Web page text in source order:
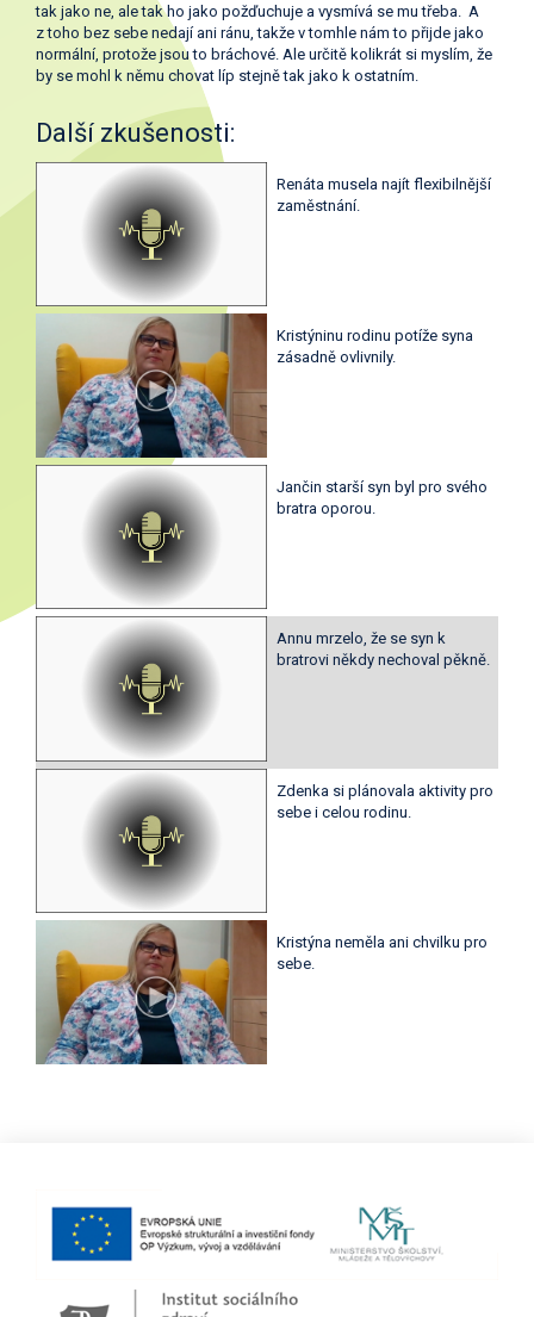
tak jako ne, ale tak ho jako požďuchuje a vysmívá se mu třeba. A
z toho bez sebe nedají ani ránu, takže v tomhle nám to přijde jako
normální, protože jsou to bráchové. Ale určitě kolikrát si myslím, že
by se mohl k němu chovat líp stejně tak jako k ostatním.
Další zkušenosti:
Renáta musela najít flexibilnější
zaměstnání.
Kristýninu rodinu potíže syna
zásadně ovlivnily.
Jančin starší syn byl pro svého
bratra oporou.
Annu mrzelo, že se syn k
bratrovi někdy nechoval pěkně.
Zdenka si plánovala aktivity pro
sebe i celou rodinu.
Kristýna neměla ani chvilku pro
sebe.